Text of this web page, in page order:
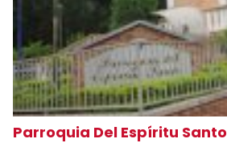
Parroquia Del Espíritu Santo